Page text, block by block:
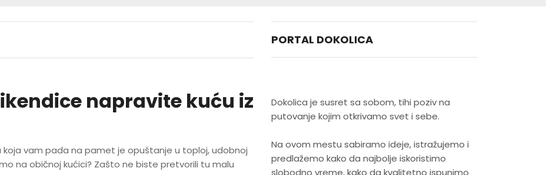
napravite kuću iz
vam pada na pamet je opuštanje u toploj, udobnoj
na običnoj kućici? Zašto ne biste pretvorili tu malu
PORTAL DOKOLICA
Dokolica je susret sa sobom, tihi poziv na
putovanje kojim otkrivamo svet i sebe.
Na ovom mestu sabiramo ideje, istražujemo i
predlažemo kako da najbolje iskoristimo
slobodno vreme, kako da kvalitetno ispunimo